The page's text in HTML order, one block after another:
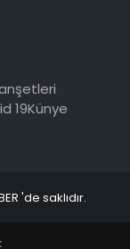
19Künye
'de saklıdır.